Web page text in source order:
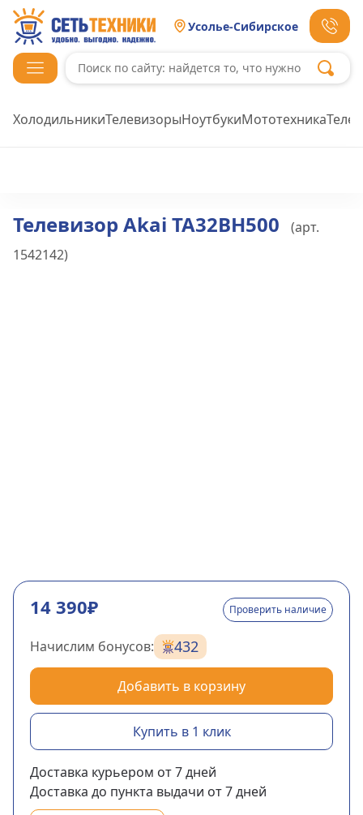
Усолье-Сибирское
ХолодильникиТелевизорыНоутбукиМототехника
Телевизор Akai TA32BH500
(арт.
1542142)
14 390₽ Проверить наличие
Начислим бонусов: 432
Добавить в корзину
Купить в 1 клик
Доставка курьером от 7дней
Доставка до пункта выдачи от 7дней